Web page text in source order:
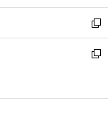
開
く
ウ
で
開
く
ン
ド
ウ
で
ウ
ィ
ン
ド
開
新
し
い
ン
新
ウ